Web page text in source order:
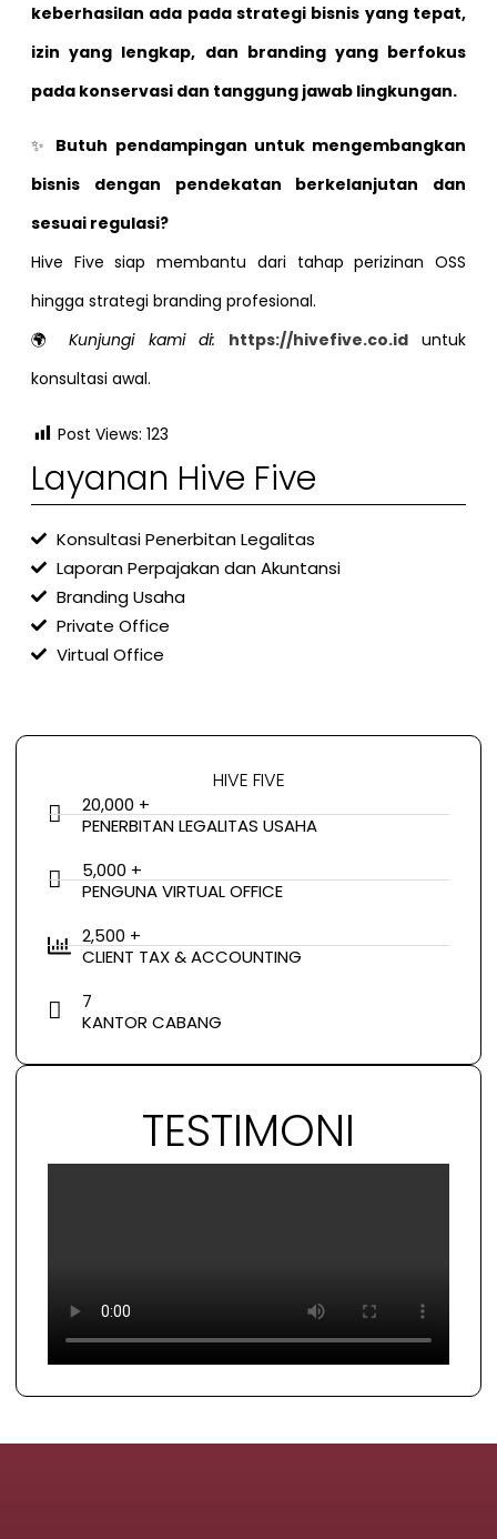
keberhasilan ada pada strategi bisnis yang tepat,
izin yang lengkap, dan branding yang berfokus
pada konservasi dan tanggung jawab lingkungan.
✨ Butuh pendampingan untuk mengembangkan
bisnis dengan pendekatan berkelanjutan dan
sesuai regulasi?
Hive Five siap membantu dari tahap perizinan OSS
hingga strategi branding profesional.
🌍Kunjungi kami di: https://hivefive.co.iduntuk
konsultasi awal.
Post Views: 123
Layanan Hive Five
Konsultasi Penerbitan Legalitas
Laporan Perpajakan dan Akuntansi
Branding Usaha
Private Office
Virtual Office
HIVE FIVE
20,000 +
PENERBITAN LEGALITAS USAHA
5,000 +
PENGUNA VIRTUAL OFFICE
2,500 +
CLIENT TAX & ACCOUNTING
7
KANTOR CABANG
TESTIMONI